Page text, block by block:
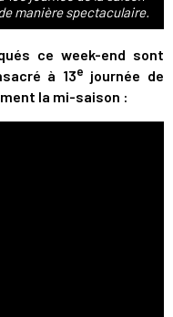
manière spectaculaire.
ce week-end sont
à 13e journée de
la mi-saison :